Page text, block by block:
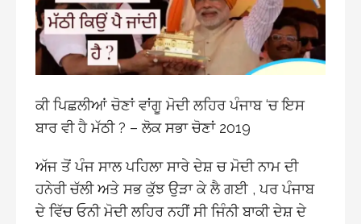
ਕੀ ਪਿਛਲੀਆਂ ਚੋਣਾਂ ਵਾਂਗੂ ਮੋਦੀ ਲਹਿਰ ਪੰਜਾਬ ‘ਚ ਇਸ
ਬਾਰ ਵੀ ਹੈ ਮੱਠੀ ? – ਲੋਕ ਸਭਾ ਚੋਣਾਂ 2019
ਅੱਜ ਤੋਂ ਪੰਜ ਸਾਲ ਪਹਿਲਾ ਸਾਰੇ ਦੇਸ਼ ਚ ਮੋਦੀ ਨਾਮ ਦੀ
ਹਨੇਰੀ ਚੱਲੀ ਅਤੇ ਸਭ ਕੁੱਝ ਉੜਾ ਕੇ ਲੈ ਗਈ , ਪਰ ਪੰਜਾਬ
ਦੇ ਵਿੱਚ ਓਨੀ ਮੋਦੀ ਲਹਿਰ ਨਹੀਂ ਸੀ ਜਿੰਨੀ ਬਾਕੀ ਦੇਸ਼ ਦੇ